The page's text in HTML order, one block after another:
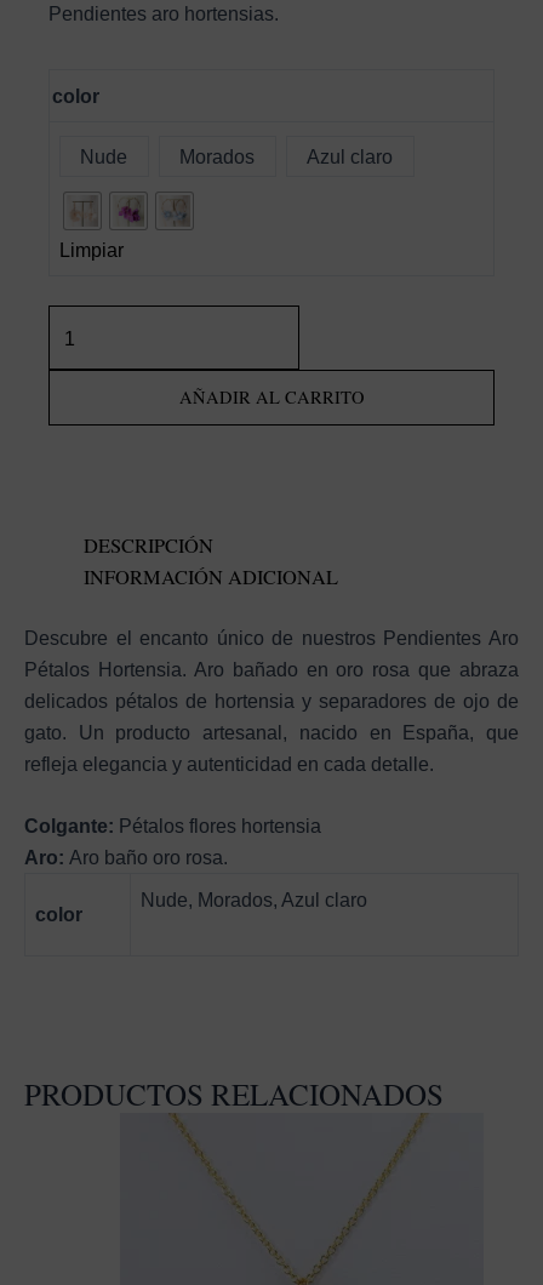
Pendientes aro hortensias.
color
Nude Morados Azul claro
Limpiar
aro
AÑADIR AL CARRITO
DESCRIPCIÓN
INFORMACIÓN ADICIONAL
Descubre el encanto único de nuestros Pendientes Aro
Pétalos Hortensia. Aro bañado en oro rosa que abraza
delicados pétalos de hortensia y separadores de ojo de
gato. Un producto artesanal, nacido en España, que
refleja elegancia y autenticidad en cada detalle.
Colgante: Pétalos flores hortensia
Aro: Aro baño oro rosa.
color
Nude, Morados, Azul claro
PRODUCTOS RELACIONADOS